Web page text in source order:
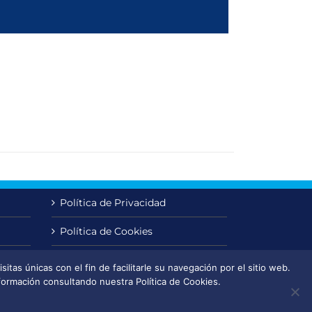
Política de Privacidad
Política de Cookies
únicas con el fin de facilitarle su navegación por el sitio web.
consultando nuestra Política de Cookies.